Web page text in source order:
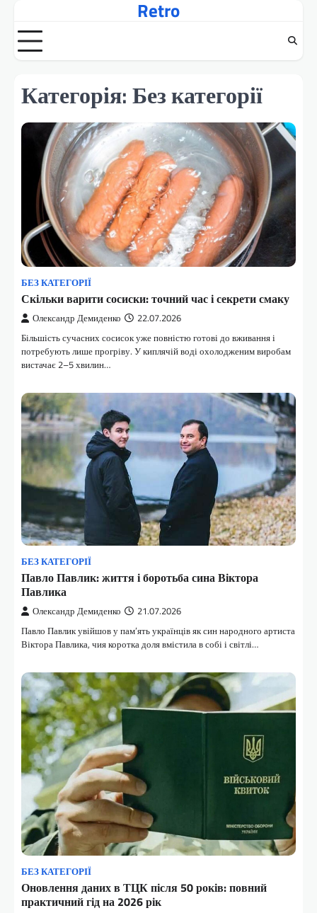
вмісту
Retro
Категорія:Без категорії
БЕЗ КАТЕГОРІЇ
Скільки варити сосиски: точний час і секрети смаку
Олександр Демиденко 22.07.2026
Більшість сучасних сосисок уже повністю готові до вживання і
потребують лише прогріву. У киплячій воді охолодженим виробам
вистачає 2–5 хвилин…
БЕЗ КАТЕГОРІЇ
Павло Павлик: життя і боротьба сина Віктора
Павлика
Олександр Демиденко 21.07.2026
Павло Павлик увійшов у пам’ять українців як син народного артиста
Віктора Павлика, чия коротка доля вмістила в собі і світлі…
БЕЗ КАТЕГОРІЇ
Оновлення даних в ТЦК після 50 років: повний
практичний гід на 2026 рік